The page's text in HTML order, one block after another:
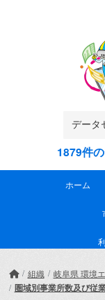
1879件
ホーム
組織 岐阜県 環境
圏域別事業所数及び従